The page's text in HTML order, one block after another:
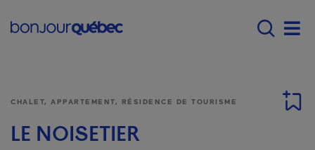
Main navigation -
CHALET, APPARTEMENT, RÉSIDENCE DE TOURISME
LE NOISETIER